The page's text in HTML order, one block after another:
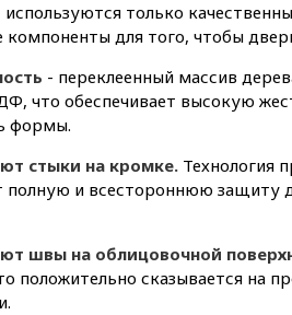
используются только
для того, чтобы
- переклеенный массив
что обеспечивает высокую
формы.
стыки на кромке. Технология
полную и всестороннюю защиту
швы на облицовочной
положительно сказывается на